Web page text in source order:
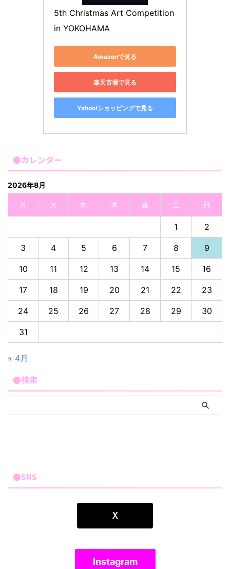
5th Christmas Art Competition
in YOKOHAMA
Amazonで見る
楽天市場で見る
Yahoo!ショッピングで見る
●カレンダー
2026年8月
月 火 水 木 金 土 日
1 2
3 4 5 6 7 8 9
10 11 12 13 14 15 16
17 18 19 20 21 22 23
24 25 26 27 28 29 30
31
« 4月
●検索
●SNS
Ｘ
Instagram